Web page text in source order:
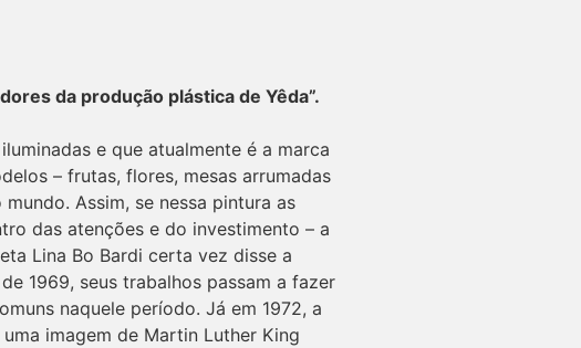
da produção plástica de Yêda”.
e que atualmente é a marca
– frutas, flores, mesas arrumadas
Assim, se nessa pintura as
das atenções e do investimento – a
Lina Bo Bardi certa vez disse a
1969, seus trabalhos passam a fazer
naquele período. Já em 1972, a
imagem de Martin Luther King